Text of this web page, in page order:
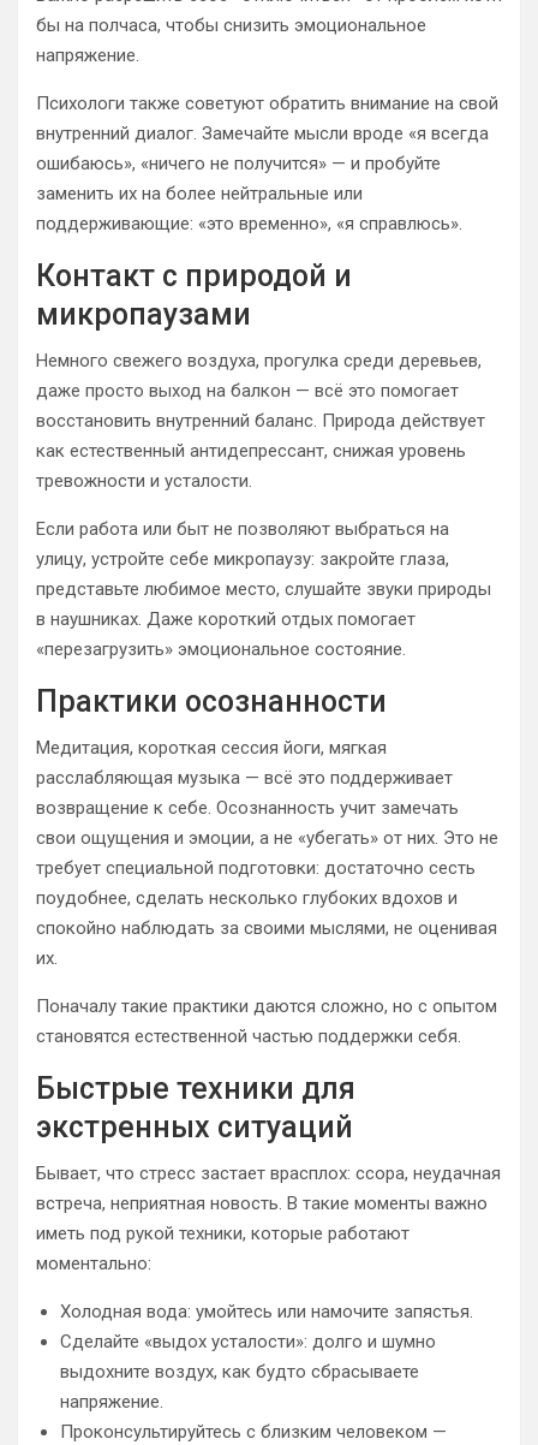
бы на полчаса, чтобы снизить эмоциональное
напряжение.
Психологи также советуют обратить внимание на свой
внутренний диалог. Замечайте мысли вроде «я всегда
ошибаюсь», «ничего не получится» — и пробуйте
заменить их на более нейтральные или
поддерживающие: «это временно», «я справлюсь».
Контакт с природой и
микропаузами
Немного свежего воздуха, прогулка среди деревьев,
даже просто выход на балкон — всё это помогает
восстановить внутренний баланс. Природа действует
как естественный антидепрессант, снижая уровень
тревожности и усталости.
Если работа или быт не позволяют выбраться на
улицу, устройте себе микропаузу: закройте глаза,
представьте любимое место, слушайте звуки природы
в наушниках. Даже короткий отдых помогает
«перезагрузить» эмоциональное состояние.
Практики осознанности
Медитация, короткая сессия йоги, мягкая
расслабляющая музыка — всё это поддерживает
возвращение к себе. Осознанность учит замечать
свои ощущения и эмоции, а не «убегать» от них. Это не
требует специальной подготовки: достаточно сесть
поудобнее, сделать несколько глубоких вдохов и
спокойно наблюдать за своими мыслями, не оценивая
их.
Поначалу такие практики даются сложно, но с опытом
становятся естественной частью поддержки себя.
Быстрые техники для
экстренных ситуаций
Бывает, что стресс застает врасплох: ссора, неудачная
встреча, неприятная новость. В такие моменты важно
иметь под рукой техники, которые работают
моментально:
Холодная вода: умойтесь или намочите запястья.
Сделайте «выдох усталости»: долго и шумно
выдохните воздух, как будто сбрасываете
напряжение.
Проконсультируйтесь с близким человеком —